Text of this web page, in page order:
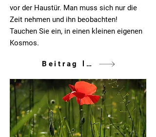
vor der Haustür. Man muss sich nur die
Zeit nehmen und ihn beobachten!
Tauchen Sie ein, in einen kleinen eigenen
Kosmos.
Beitrag lesen